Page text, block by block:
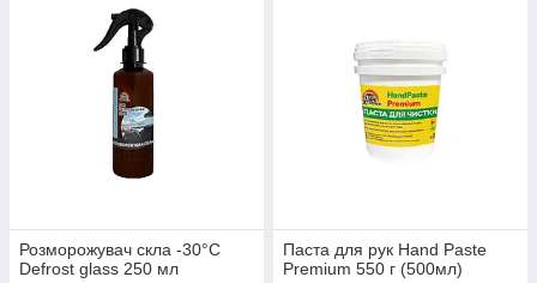
Розморожувач скла -30°С
Defrost glass 250 мл
Паста для рук Hand Paste
Premium 550 г (500мл)